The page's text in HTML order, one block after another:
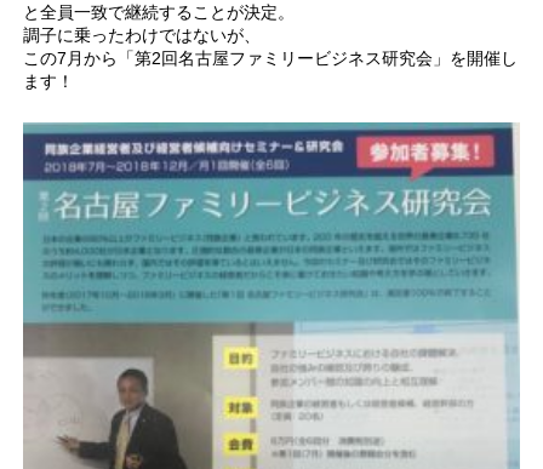
と全員一致で継続することが決定。
調子に乗ったわけではないが、
この7月から「第2回名古屋ファミリービジネス研究会」を開催し
ます！